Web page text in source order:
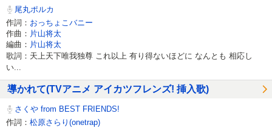
尾丸ポルカ
作詞： おっちょこバニー
作曲： 片山将太
編曲： 片山将太
歌詞：天上天下唯我独尊 これ以上 有り得ないほどに なんとも 相応し
い...
導かれて(TVアニメ アイカツフレンズ! 挿入歌)
さくや from BEST FRIENDS!
作詞： 松原さらり(onetrap)